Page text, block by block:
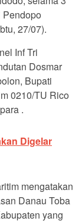
Pendopo
27/07).
Inf Tri
Dosmar
Bupati
0210/TU Rico
.
Digelar
mengatakan
Danau Toba
yang